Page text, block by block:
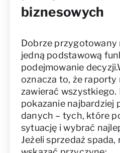
biznesowych
Dobrze przygotowany
jedną podstawową
podejmowanie
oznacza to, że raporty
zawierać wszystkiego.
pokazanie najbardziej
danych – tych, które
sytuację i wybrać
Jeżeli sprzedaż